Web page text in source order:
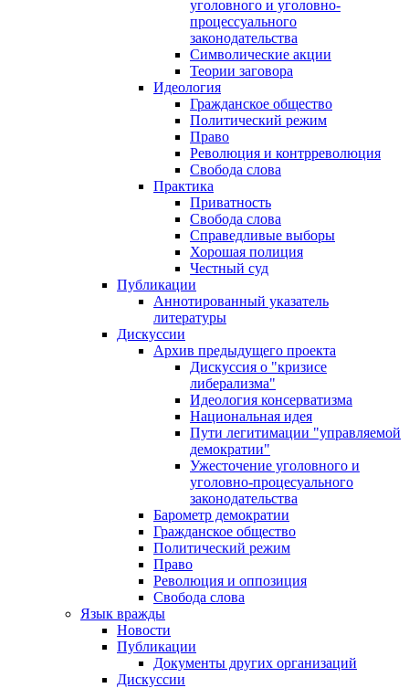
уголовного и уголовно-
процессуального
законодательства
Символические акции
Теории заговора
Идеология
Гражданское общество
Политический режим
Право
Революция и контрреволюция
Свобода слова
Практика
Приватность
Свобода слова
Справедливые выборы
Хорошая полиция
Честный суд
Публикации
Аннотированный указатель
литературы
Дискуссии
Архив предыдущего проекта
Дискуссия о "кризисе
либерализма"
Идеология консерватизма
Национальная идея
Пути легитимации "управляемой
демократии"
Ужесточение уголовного и
уголовно-процесуального
законодательства
Барометр демократии
Гражданское общество
Политический режим
Право
Революция и оппозиция
Свобода слова
Язык вражды
Новости
Публикации
Документы других организаций
Дискуссии